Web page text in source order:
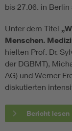
bis 27.06. in Berlin
Unter dem Titel
Menschen.
hielten Prof. Dr.
der DGBMT),
AG) und Werner
diskutierten
Bericht lesen